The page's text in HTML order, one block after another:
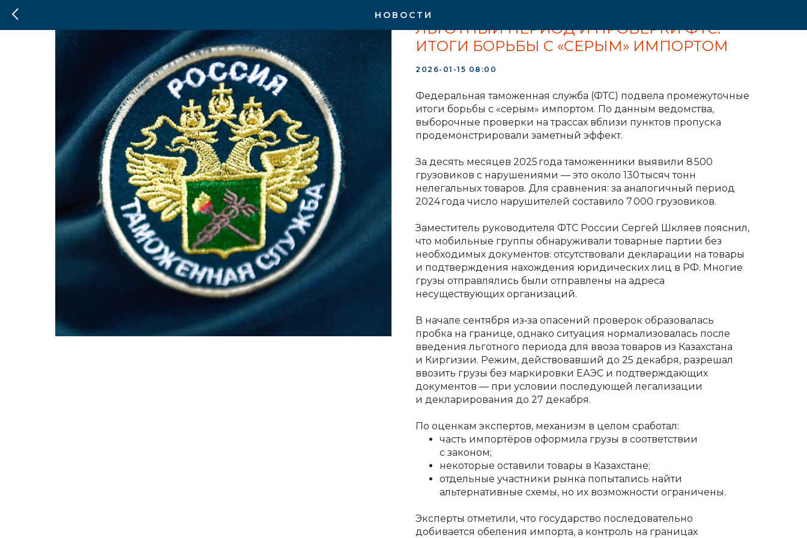
НОВОСТИ
ЛЬГОТНЫЙ ПЕРИОД И ПРОВЕРКИ ФТС:
ИТОГИ БОРЬБЫ С «СЕРЫМ» ИМПОРТОМ
2026-01-15 08:00
Федеральная таможенная служба (ФТС) подвела промежуточные
итоги борьбы с «серым» импортом. По данным ведомства,
выборочные проверки на трассах вблизи пунктов пропуска
продемонстрировали заметный эффект.
За десять месяцев 2025 года таможенники выявили 8 500
грузовиков с нарушениями — это около 130 тысяч тонн
нелегальных товаров. Для сравнения: за аналогичный период
2024 года число нарушителей составило 7 000 грузовиков.
Заместитель руководителя ФТС России Сергей Шкляев пояснил,
что мобильные группы обнаруживали товарные партии без
необходимых документов: отсутствовали декларации на товары
и подтверждения нахождения юридических лиц в РФ. Многие
грузы отправлялись были отправлены на адреса
несуществующих организаций.
В начале сентября из‑за опасений проверок образовалась
пробка на границе, однако ситуация нормализовалась после
введения льготного периода для ввоза товаров из Казахстана
и Киргизии. Режим, действовавший до 25 декабря, разрешал
ввозить грузы без маркировки ЕАЭС и подтверждающих
документов — при условии последующей легализации
и декларирования до 27 декабря.
По оценкам экспертов, механизм в целом сработал:
часть импортёров оформила грузы в соответствии
с законом;
некоторые оставили товары в Казахстане;
отдельные участники рынка попытались найти
альтернативные схемы, но их возможности ограничены.
Эксперты отметили, что государство последовательно
добивается обеления импорта, а контроль на границах